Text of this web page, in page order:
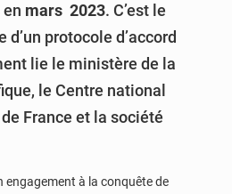
mars 2023. C’est le
protocole d’accord
lie le ministère de la
le Centre national
France et la société
engagement à la conquête de